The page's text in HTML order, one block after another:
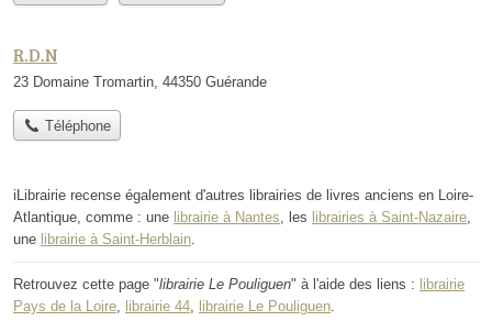
R.D.N
23 Domaine Tromartin, 44350 Guérande
Téléphone
iLibrairie recense également d'autres librairies de livres anciens en Loire-
Atlantique, comme : une librairie à Nantes , les librairies à Saint-Nazaire
une librairie à Saint-Herblain
Retrouvez cette page "librairie Le Pouliguen" à l'aide des liens : librairie
Pays de la Loire
librairie 44 librairie Le Pouliguen